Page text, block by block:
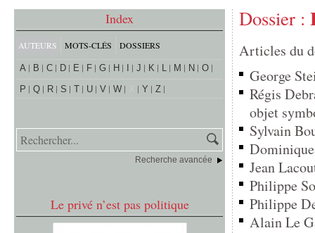
Index
AUTEURS MOTS-CLÉS DOSSIERS
A B C D E F G H J K L M N
O
P
Q R S T U V W Y Z
Recherche avancée
Le privé n’est pas politique
Dossier :
Articles du
George
Régis
objet
Sylvain
Jean
Philippe
Philippe
Alain Le